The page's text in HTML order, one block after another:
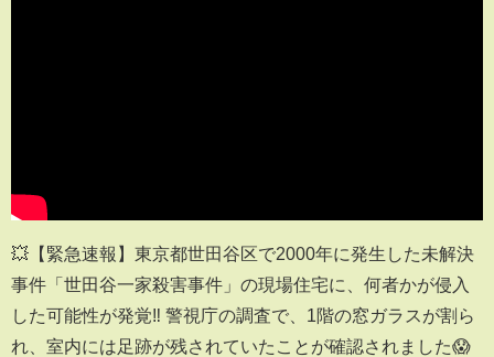
💥【緊急速報】東京都世田谷区で2000年に発生した未解決
事件「世田谷一家殺害事件」の現場住宅に、何者かが侵入
した可能性が発覚‼️ 警視庁の調査で、1階の窓ガラスが割ら
れ、室内には足跡が残されていたことが確認されました😱